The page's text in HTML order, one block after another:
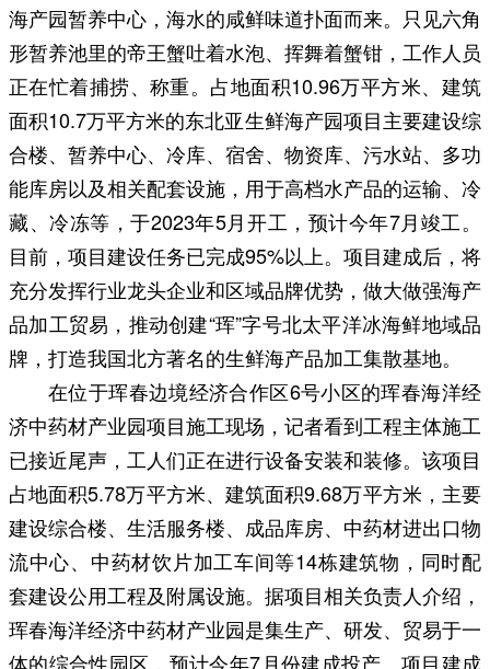
海产园暂养中心，海水的咸鲜味道扑面而来。只见六角
形暂养池里的帝王蟹吐着水泡、挥舞着蟹钳，工作人员
正在忙着捕捞、称重。占地面积10.96万平方米、建筑
面积10.7万平方米的东北亚生鲜海产园项目主要建设综
合楼、暂养中心、冷库、宿舍、物资库、污水站、多功
能库房以及相关配套设施，用于高档水产品的运输、冷
藏、冷冻等，于2023年5月开工，预计今年7月竣工。
目前，项目建设任务已完成95%以上。项目建成后，将
充分发挥行业龙头企业和区域品牌优势，做大做强海产
品加工贸易，推动创建“珲”字号北太平洋冰海鲜地域品
牌，打造我国北方著名的生鲜海产品加工集散基地。
在位于珲春边境经济合作区6号小区的珲春海洋经
济中药材产业园项目施工现场，记者看到工程主体施工
已接近尾声，工人们正在进行设备安装和装修。该项目
占地面积5.78万平方米、建筑面积9.68万平方米，主要
建设综合楼、生活服务楼、成品库房、中药材进出口物
流中心、中药材饮片加工车间等14栋建筑物，同时配
套建设公用工程及附属设施。据项目相关负责人介绍，
珲春海洋经济中药材产业园是集生产、研发、贸易于一
体的综合性园区，预计今年7月份建成投产。项目建成